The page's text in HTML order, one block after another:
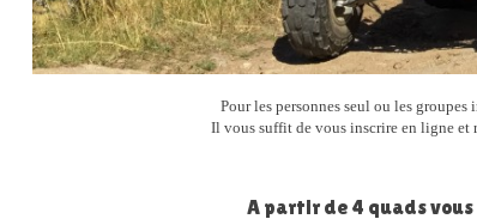
Pour les personnes seul ou les
Il vous suffit de vous inscrire en ligne et
A partir de 4 quads